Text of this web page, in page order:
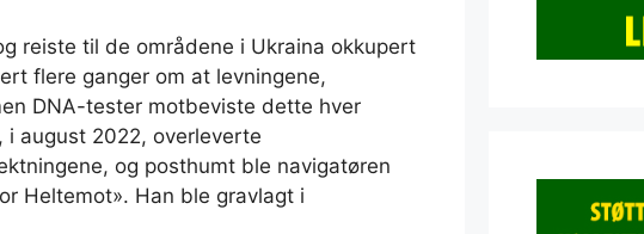
reiste til de områdene i Ukraina okkupert
flere ganger om at levningene,
DNA-tester motbeviste dette hver
i august 2022, overleverte
og posthumt ble navigatøren
Heltemot». Han ble gravlagt i